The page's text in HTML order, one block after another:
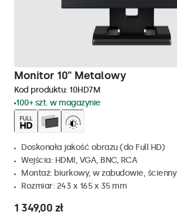
Monitor 10" Metalowy
Kod produktu: 10HD7M
100+ szt. w magazynie
Doskonała jakość obrazu (do Full HD)
Wejścia: HDMI, VGA, BNC, RCA
Montaż: biurkowy, w zabudowie, ścienny
Rozmiar: 243 x 165 x 35 mm
1 349,00 zł